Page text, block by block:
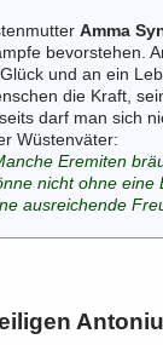
Amma
bevorstehen.
und an ein
die Kraft,
darf man sich
Wüstenväter:
Eremiten
nicht ohne eine
ausreichende